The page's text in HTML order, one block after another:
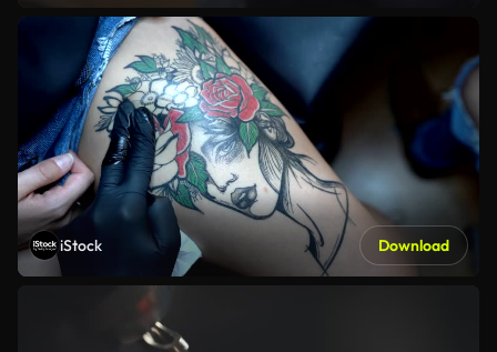
iStock Download